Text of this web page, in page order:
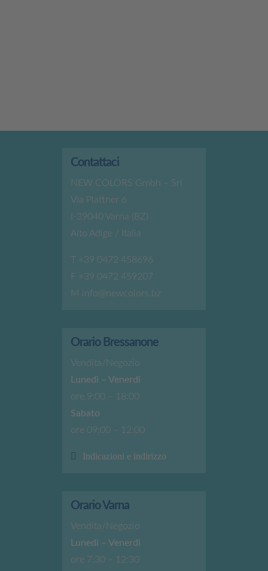
Contattaci
NEW COLORS Gmbh – Srl
Via Plattner 6
I-39040 Varna (BZ)
Alto Adige / Italia
T +39 0472 458696
F +39 0472 459207
M info@newcolors.bz
Orario Bressanone
Vendita/Negozio
Lunedi – Venerdi
ore 9:00 – 18:00
Sabato
ore 09:00 – 12:00
Indicazioni e indirizzo
Orario Varna
Vendita/Negozio
Lunedi – Venerdi
ore 7:30 – 12:30